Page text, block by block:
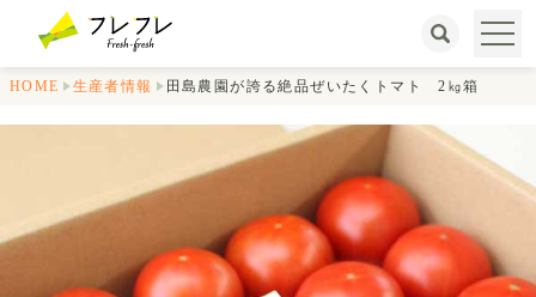
HOME 生産者情報 田島農園が誇る絶品ぜいたくトマト 2㎏箱